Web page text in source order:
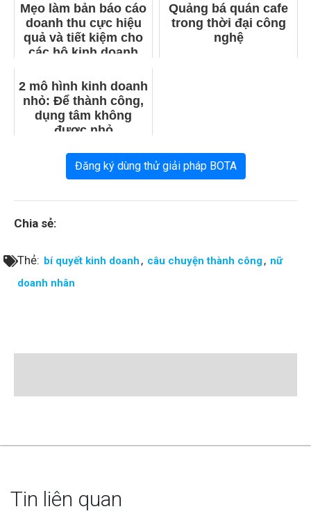
Mẹo làm bản báo cáo
doanh thu cực hiệu
quả và tiết kiệm cho
các hộ kinh doanh
Quảng bá quán cafe
trong thời đại công
nghệ
2 mô hình kinh doanh
nhỏ: Để thành công,
dụng tâm không
được nhỏ
Đăng ký dùng thử giải pháp BOTA
Chia sẻ:
Thẻ: bí quyết kinh doanh , câu chuyện thành công, nữ
doanh nhân
Tin liên quan